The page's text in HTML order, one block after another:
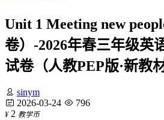
Unit 1 Meeting new
卷）-2026年春三年级英
试卷（人教PEP版·新教材
sinym
2026-03-24
796
¥ 2 教学币